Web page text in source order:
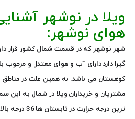
ویلا در نوشهر
هوای نوشهر:
شهر نوشهر که در قسمت شمال کشور قرار
گیرا دارد دارای آب و هوای معتدل و مرطوب
کوهستان می باشد. به همین علت در
مشتریان و خریداران ویلا در شمال به این
ترین درجه